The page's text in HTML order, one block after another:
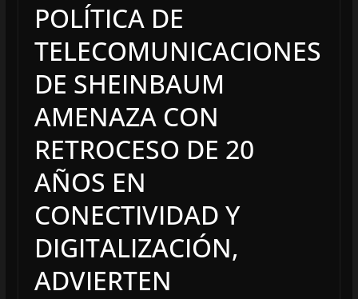
POLÍTICA DE
TELECOMUNICACIONES
DE SHEINBAUM
AMENAZA CON
RETROCESO DE 20
AÑOS EN
CONECTIVIDAD Y
DIGITALIZACIÓN,
ADVIERTEN